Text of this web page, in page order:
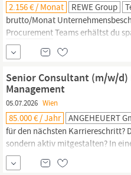
2.156 € / Monat REWE Group
brutto/Monat
ProcurementTeams erhältst du
des strategischen IT-Einkaufs
rund um Digitalisierung,
Lieferantenmanagement mit. Das
Monate in Vollzeit oder Teilzeit
Senior Consultant (m/w/
Management
05.07.2026 Wien
85.000 € / Jahr ANGEHEUERT
für den nächsten Karriereschritt?
sondern aktiv mitgestalten? In
nachhaltig agiert, Innovation
Zukunft des Procurement
&